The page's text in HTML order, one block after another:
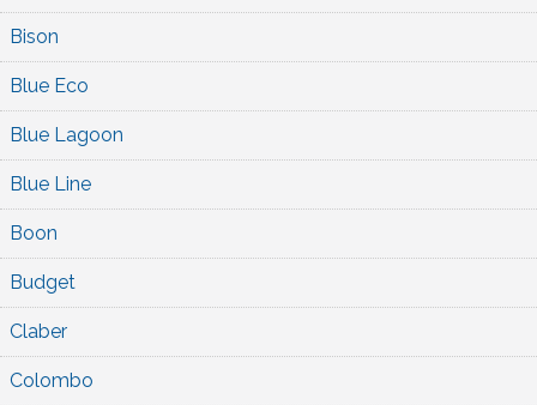
Bison
Blue Eco
Blue Lagoon
Blue Line
Boon
Budget
Claber
Colombo